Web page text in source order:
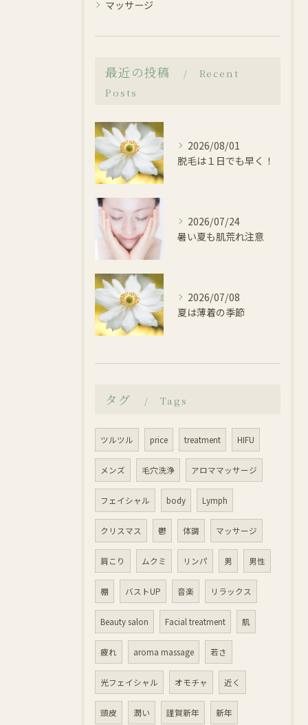
マッサージ
最近の投稿
Recent
Posts
2026/08/01
脱毛は１日でも早く！
2026/07/24
暑い夏も肌荒れ注意
2026/07/08
夏は薄着の季節
タグ Tags
ツルツル price treatment HIFU
メンズ 毛穴洗浄 アロママッサージ
フェイシャル body Lymph
クリスマス 鬱 体調 マッサージ
肩こり ムクミ リンパ 男 男性
棚 バストUP 音楽 リラックス
Beauty salon Facial treatment 肌
疲れ aroma massage 若さ
光フェイシャル オモチャ 近く
頭皮 潤い 謹賀新年 新年